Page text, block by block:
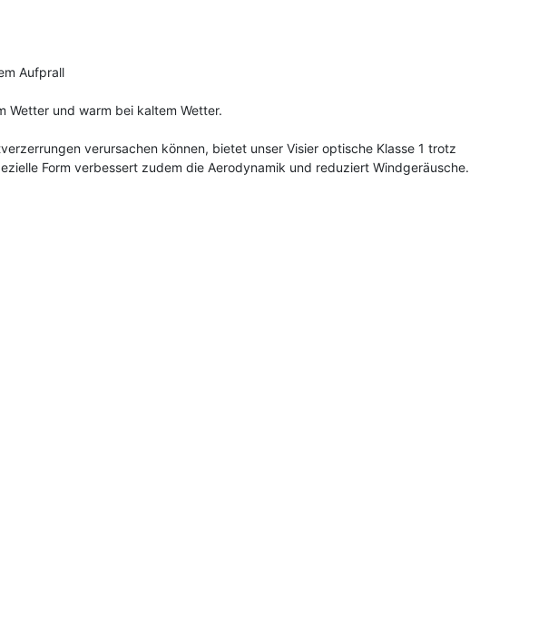
Aufprall
Wetter und warm bei kaltem Wetter.
verursachen können, bietet unser Visier optische Klasse 1 trotz
Form verbessert zudem die Aerodynamik und reduziert Windgeräusche.